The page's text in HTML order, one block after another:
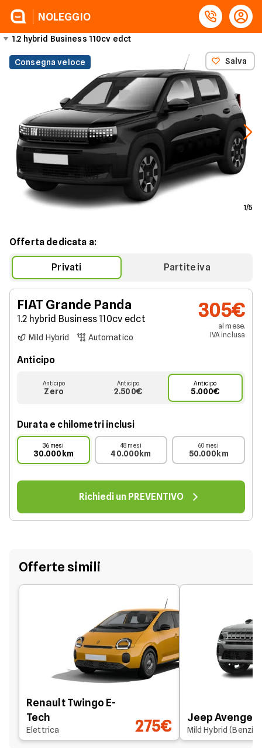
NOLEGGIO
1.2 hybrid Business 110cv edct
Consegna veloce Salva
1/5
Offerta dedicata a:
Privati Partite iva
FIAT Grande Panda
1.2 hybrid Business 110cv edct
Mild Hybrid Automatico
305€
al mese.
IVA inclusa
Anticipo
Anticipo
Zero
Anticipo
2.500€
Anticipo
5.000€
Durata e chilometri inclusi
36 mesi
30.000km
48 mesi
40.000km
60 mesi
50.000km
Richiedi un PREVENTIVO
Offerte simili
Renault Twingo E-
Tech
Elettrica 275€ Jeep Avenger
Mild Hybrid